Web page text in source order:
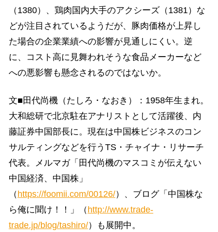
（1380）、鶏肉国内大手のアクシーズ（1381）な
どが注目されているようだが、豚肉価格が上昇し
た場合の企業業績への影響が見通しにくい。逆
に、コスト高に見舞われそうな食品メーカーなど
への悪影響も懸念されるのではないか。
文■田代尚機（たしろ・なおき）：1958年生まれ。
大和総研で北京駐在アナリストとして活躍後、内
藤証券中国部長に。現在は中国株ビジネスのコン
サルティングなどを行うTS・チャイナ・リサーチ
代表。メルマガ「田代尚機のマスコミが伝えない
中国経済、中国株」
（ https://foomii.com/00126/）、ブログ「中国株な
ら俺に聞け！！」（ http://www.trade-
trade.jp/blog/tashiro/）も展開中。